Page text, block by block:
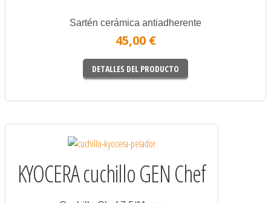
Sartén cerámica antiadherente
45,00 €
DETALLES DEL PRODUCTO
KYOCERA cuchillo GEN Chef